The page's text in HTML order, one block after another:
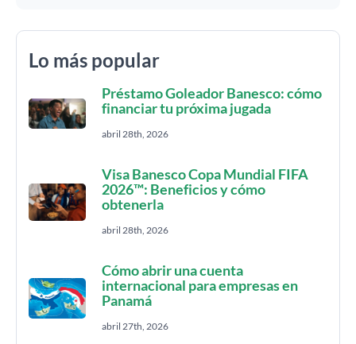
Lo más popular
Préstamo Goleador Banesco: cómo
financiar tu próxima jugada
abril 28th, 2026
Visa Banesco Copa Mundial FIFA
2026™: Beneficios y cómo
obtenerla
abril 28th, 2026
Cómo abrir una cuenta
internacional para empresas en
Panamá
abril 27th, 2026